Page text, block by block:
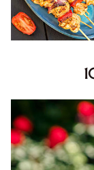
dietetice.